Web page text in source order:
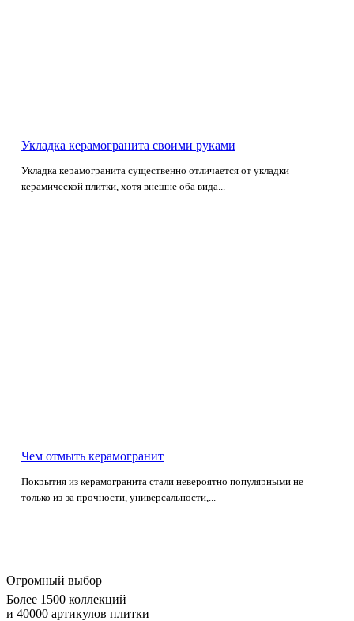
Укладка керамогранита своими руками
Укладка керамогранита существенно отличается от укладки
керамической плитки, хотя внешне оба вида...
Чем отмыть керамогранит
Покрытия из керамогранита стали невероятно популярными не
только из-за прочности, универсальности,...
Огромный выбор
Более 1500 коллекций
и 40000 артикулов плитки